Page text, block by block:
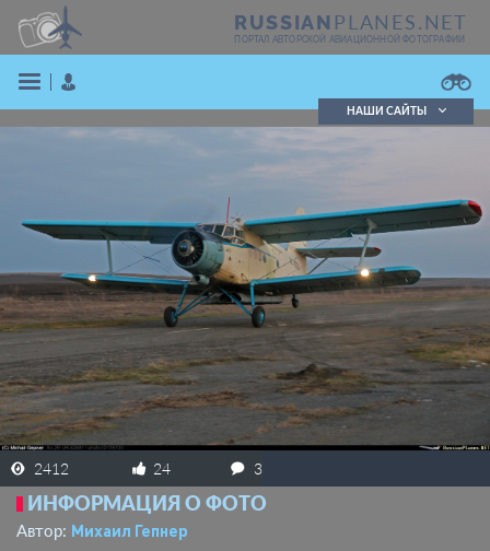
RUSSIAN PLANES.NET
ПОРТАЛ АВТОРСКОЙ АВИАЦИОННОЙ ФОТОГРАФИИ
ВОЙТИ
ЗАРЕГИСТРИРОВАТЬСЯ
Поиск фотографий
Поиск в реестре
НАШИ САЙТЫ
2412 24 3
ИНФОРМАЦИЯ О ФОТО
Автор: Михаил Гепнер